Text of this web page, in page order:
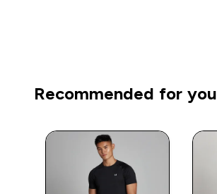
Recommended for you